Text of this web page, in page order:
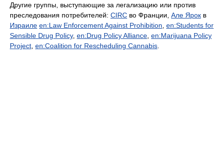
Другие группы, выступающие за легализацию или против
преследования потребителей: CIRC во Франции, Але Ярок в
Израиле en:Law Enforcement Against Prohibition en:Students for
Sensible Drug Policy, en:Drug Policy Alliance en:Marijuana Policy
Project en:Coalition for Rescheduling Cannabis